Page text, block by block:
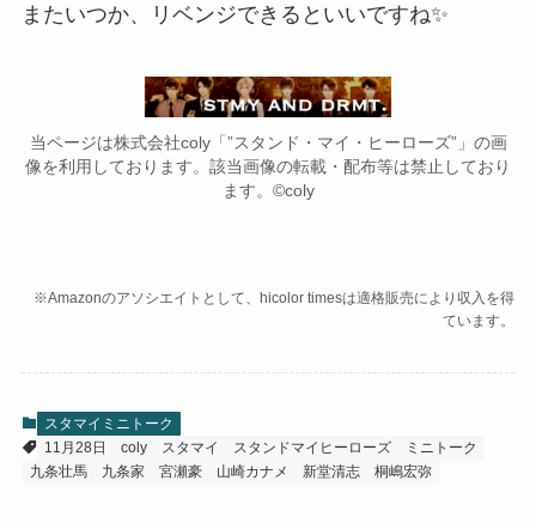
またいつか、リベンジできるといいですね✨
当ページは株式会社coly「”スタンド・マイ・ヒーローズ”」の画
像を利用しております。該当画像の転載・配布等は禁止しており
ます。©coly
※Amazonのアソシエイトとして、hicolor timesは適格販売により収入を得
ています。
スタマイミニトーク
11月28日
coly スタマイ スタンドマイヒーローズ
ミニトーク
九条壮馬
九条家 宮瀬豪 山崎カナメ 新堂清志 桐嶋宏弥